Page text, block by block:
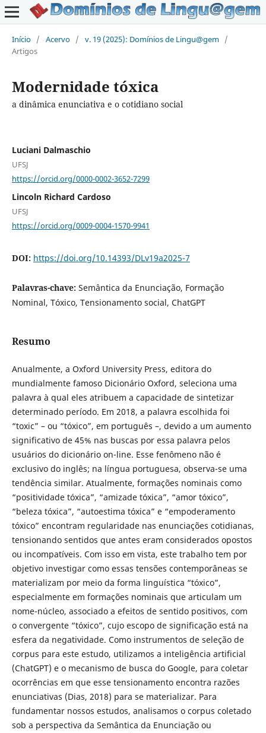
Início / Acervo / v. 19 (2025): Domínios de Lingu@gem /
Artigos
Modernidade tóxica
a dinâmica enunciativa e o cotidiano social
Luciani Dalmaschio
UFSJ
https://orcid.org/0000-0002-3652-7299
Lincoln Richard Cardoso
UFSJ
https://orcid.org/0009-0004-1570-9941
DOI: https://doi.org/10.14393/DLv19a2025-7
Palavras-chave: Semântica da Enunciação, Formação
Nominal, Tóxico, Tensionamento social, ChatGPT
Resumo
Anualmente, a Oxford University Press, editora do
mundialmente famoso Dicionário Oxford, seleciona uma
palavra à qual eles atribuem a capacidade de sintetizar
determinado período. Em 2018, a palavra escolhida foi
“toxic” – ou “tóxico”, em português –, devido a um aumento
significativo de 45% nas buscas por essa palavra pelos
usuários do dicionário on-line. Esse fenômeno não é
exclusivo do inglês; na língua portuguesa, observa-se uma
tendência similar. Atualmente, formações nominais como
“positividade tóxica”, “amizade tóxica”, “amor tóxico”,
“beleza tóxica”, “autoestima tóxica” e “empoderamento
tóxico” encontram regularidade nas enunciações cotidianas,
tensionando sentidos que antes eram considerados opostos
ou incompatíveis. Com isso em vista, este trabalho tem por
objetivo investigar como essas tensões contemporâneas se
materializam por meio da forma linguística “tóxico”,
especialmente em formações nominais que articulam um
nome-núcleo, associado a efeitos de sentido positivos, com
o convergente “tóxico”, cujo escopo de significação está na
esfera da negatividade. Como instrumentos de seleção de
corpus para este estudo, utilizamos a inteligência artificial
(ChatGPT) e o mecanismo de busca do Google, para coletar
ocorrências em que esse tensionamento encontra razões
enunciativas (Dias, 2018) para se materializar. Para
fundamentar nossos estudos, analisamos o corpus coletado
sob a perspectiva da Semântica da Enunciação ou